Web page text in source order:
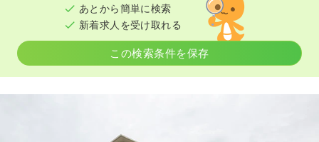
あとから簡単に検索
新着求人を受け取れる
この検索条件を保存